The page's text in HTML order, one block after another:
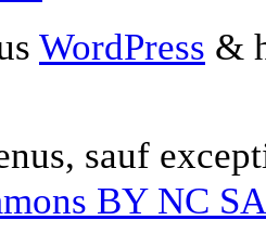
WordPress &
sauf
BY NC SA